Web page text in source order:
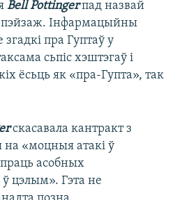
Bell Pottingerпад назвай
Інфармацыйны
пра Гуптаў у
сьпіс хэштэгаў і
ёсьць як «пра-Гупта», так
скасавала кантракт з
на «моцныя атакі ў
асобных
ў цэлым». Гэта не